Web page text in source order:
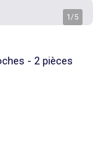
1/5
- 2 pièces